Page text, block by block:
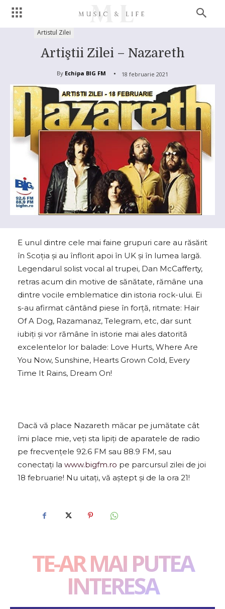
Artistul Zilei
Artiştii Zilei – Nazareth
By Echipa BIG FM 18 februarie 2021
E unul dintre cele mai faine grupuri care au răsărit
în Scoția şi au înflorit apoi în UK și în lumea largă.
Legendarul solist vocal al trupei, Dan McCafferty,
retras acum din motive de sănătate, rămâne una
dintre vocile emblematice din istoria rock-ului. Ei
s-au afirmat cântând piese în forţă, ritmate: Hair
Of A Dog, Razamanaz, Telegram, etc, dar sunt
iubiţi şi vor rămâne în istorie mai ales datorită
excelentelor lor balade: Love Hurts, Where Are
You Now, Sunshine, Hearts Grown Cold, Every
Time It Rains, Dream On!
Dacă vă place Nazareth măcar pe jumătate cât
îmi place mie, veţi sta lipiţi de aparatele de radio
pe frecvențele 92.6 FM sau 88.9 FM, sau
conectați la www.bigfm.ro pe parcursul zilei de joi
18 februarie! Nu uitați, vă aştept şi de la ora 21!
TE-AR MAI PUTEA
INTERESA